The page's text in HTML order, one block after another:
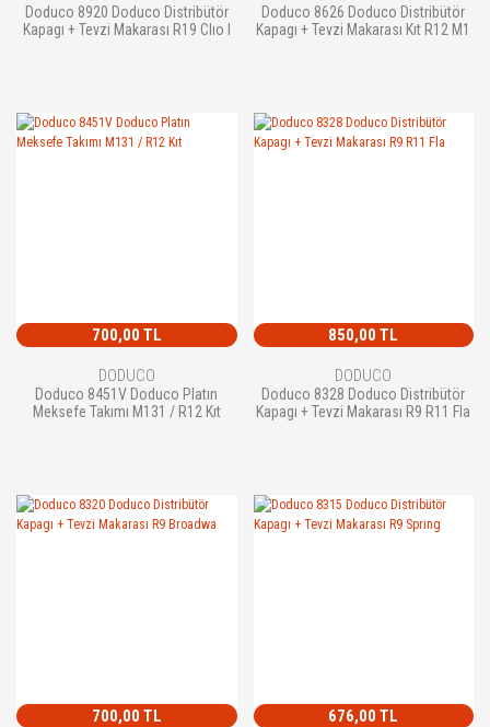
Doduco 8920 Doduco Distribütör
Kapagı + Tevzi Makarası R19 Clıo I
Doduco 8626 Doduco Distribütör
Kapagı + Tevzi Makarası Kıt R12 M1
700,00 TL
DODUCO
Doduco 8451V Doduco Platın
Meksefe Takımı M131 / R12 Kıt
850,00 TL
DODUCO
Doduco 8328 Doduco Distribütör
Kapagı + Tevzi Makarası R9 R11 Fla
700,00 TL 676,00 TL